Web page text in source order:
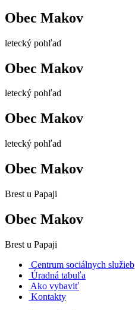
Obec Makov
letecký pohľad
Obec Makov
letecký pohľad
Obec Makov
letecký pohľad
Obec Makov
Brest u Papaji
Obec Makov
Brest u Papaji
Centrum sociálnych služieb
Úradná tabuľa
Ako vybaviť
Kontakty